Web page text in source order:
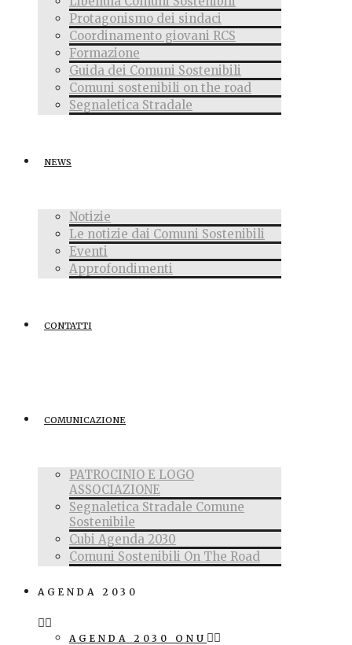
Protagonismo dei sindaci
Coordinamento giovani RCS
Formazione
Guida dei Comuni Sostenibili
Comuni sostenibili on the road
Segnaletica Stradale
NEWS
Notizie
Le notizie dai Comuni Sostenibili
Eventi
Approfondimenti
CONTATTI
COMUNICAZIONE
PATROCINIO E LOGO
ASSOCIAZIONE
Segnaletica Stradale Comune
Sostenibile
Cubi Agenda 2030
Comuni Sostenibili On The Road
AGENDA 2030
AGENDA 2030 ONU